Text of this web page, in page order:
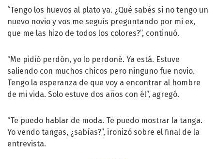
“Tengo los huevos al plato ya. ¿Qué sabés si no tengo un
nuevo novio y vos me seguís preguntando por mi ex,
que me las hizo de todos los colores?”, continuó.
“Me pidió perdón, yo lo perdoné. Ya está. Estuve
saliendo con muchos chicos pero ninguno fue novio.
Tengo la esperanza de que voy a encontrar al hombre
de mi vida. Solo estuve dos años con él”, agregó.
“Te puedo hablar de moda. Te puedo mostrar la tanga.
Yo vendo tangas, ¿sabías?”, ironizó sobre el final de la
entrevista.